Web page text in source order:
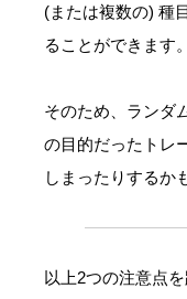
(または複数の) 種
ることができます。
そのため、ランダ
の目的だったトレ
しまったりするか
以上2つの注意点